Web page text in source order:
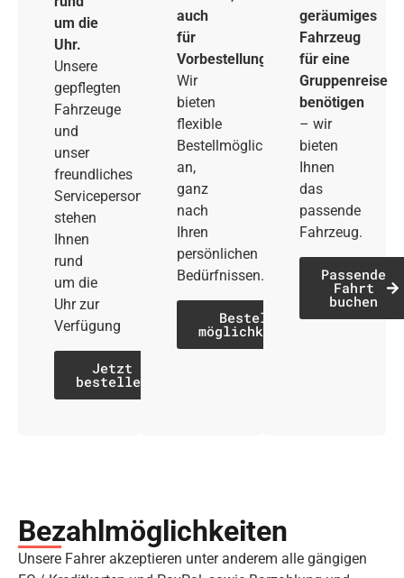
um die
Uhr.
Unsere
gepflegten
Fahrzeuge
und
unser
freundliches
Servicepersonal
stehen
Ihnen
rund
um die
Uhr zur
Verfügung
Jetzt
bestellen
auch
für
Vorbestellungen.
Wir
bieten
flexible
Bestellmöglichkeiten
an,
ganz
nach
Ihren
persönlichen
Bedürfnissen.
Bestell­
möglichkeiten
geräumiges
Fahrzeug
für eine
Gruppenreise
benötigen
– wir
bieten
Ihnen
das
passende
Fahrzeug.
Passende
Fahrt
buchen
Bezahl­möglich­keiten
Unsere Fahrer akzeptieren unter anderem alle gängigen